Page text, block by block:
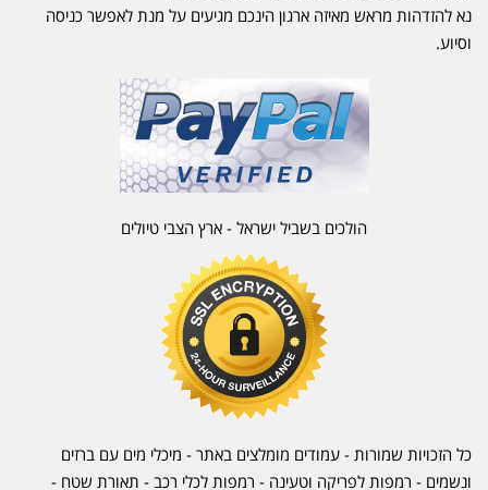
נא להזדהות מראש מאיזה ארגון הינכם מגיעים על מנת לאפשר כניסה
וסיוע.
הולכים בשביל ישראל - ארץ הצבי טיולים
כל הזכויות שמורות - עמודים מומלצים באתר - מיכלי מים עם ברזים
ונשמים - רמפות לפריקה וטעינה - רמפות לכלי רכב - תאורת שטח -